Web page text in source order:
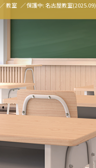
教室 保護中: 名古屋教室(2025.09)